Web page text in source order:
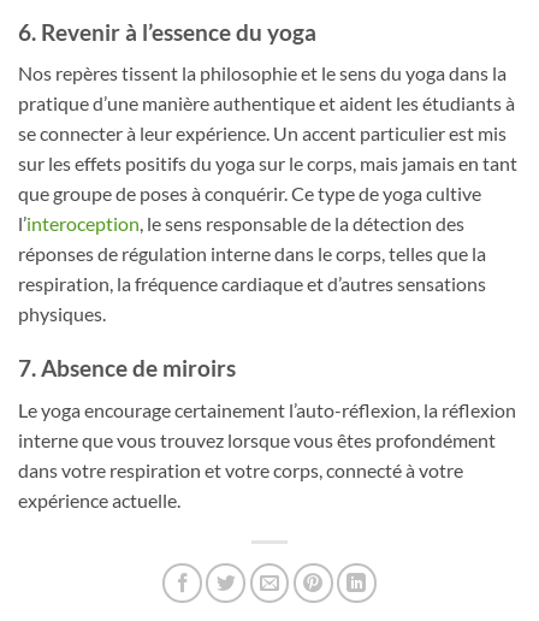
6. Revenir à l’essence du yoga
Nos repères tissent la philosophie et le sens du yoga dans la
pratique d’une manière authentique et aident les étudiants à
se connecter à leur expérience. Un accent particulier est mis
sur les effets positifs du yoga sur le corps, mais jamais en tant
que groupe de poses à conquérir. Ce type de yoga cultive
l’interoception, le sens responsable de la détection des
réponses de régulation interne dans le corps, telles que la
respiration, la fréquence cardiaque et d’autres sensations
physiques.
7. Absence de miroirs
Le yoga encourage certainement l’auto-réflexion, la réflexion
interne que vous trouvez lorsque vous êtes profondément
dans votre respiration et votre corps, connecté à votre
expérience actuelle.